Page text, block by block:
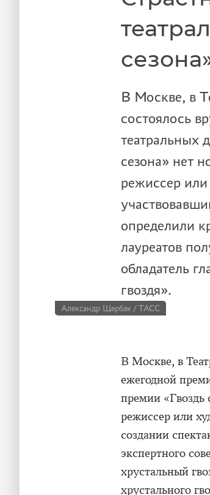
В Москве, в
состоялось
театральных
сезона» нет
режиссер или
определили
лауреатов
обладатель
гвоздя».
Александр Щербак / ТАСС
В Москве, в
ежегодной
премии «Гвоздь
режиссер или
создании
экспертного
хрустальный
хрустального